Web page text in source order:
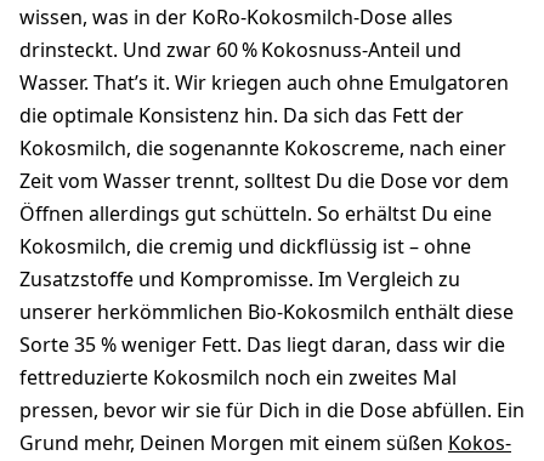
wissen, was in der KoRo-Kokosmilch-Dose alles
drinsteckt. Und zwar 60 % Kokosnuss-Anteil und
Wasser. That’s it. Wir kriegen auch ohne Emulgatoren
die optimale Konsistenz hin. Da sich das Fett der
Kokosmilch, die sogenannte Kokoscreme, nach einer
Zeit vom Wasser trennt, solltest Du die Dose vor dem
Öffnen allerdings gut schütteln. So erhältst Du eine
Kokosmilch, die cremig und dickflüssig ist – ohne
Zusatzstoffe und Kompromisse. Im Vergleich zu
unserer herkömmlichen Bio-Kokosmilch enthält diese
Sorte 35 % weniger Fett. Das liegt daran, dass wir die
fettreduzierte Kokosmilch noch ein zweites Mal
pressen, bevor wir sie für Dich in die Dose abfüllen. Ein
Grund mehr, Deinen Morgen mit einem süßen Kokos-